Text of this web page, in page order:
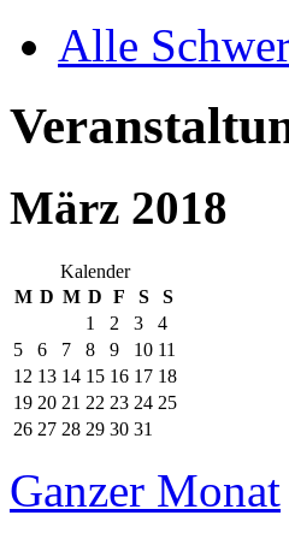
Alle
März 2018
Kalender
M D M D F S
S
1
2 3
4
5
6 7 8 9 10 11
12 13 14 15 16 17 18
19 20 21 22 23 24 25
26 27 28 29 30 31
Ganzer Monat